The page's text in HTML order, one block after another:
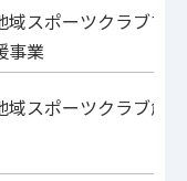
域スポーツクラブマ
事業
域スポーツクラブ創